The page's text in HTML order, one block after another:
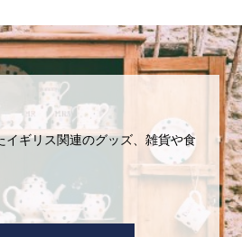
イギリス関連のグッズ、雑貨や食